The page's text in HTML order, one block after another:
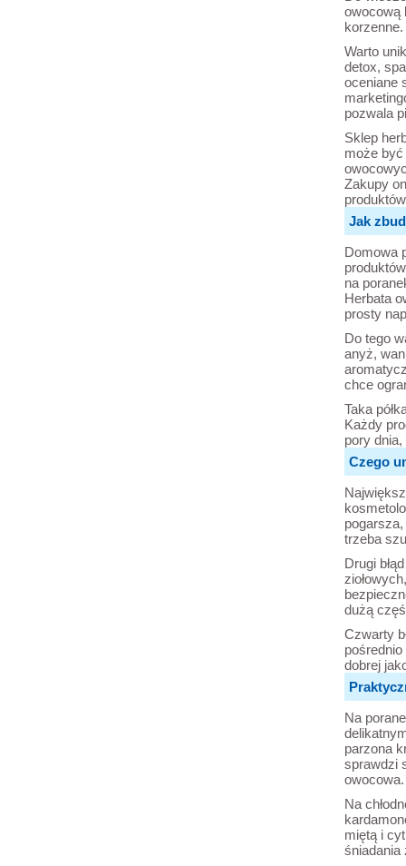
owocową
korzenne.
Warto
detox,
oceniane
pozwala
Sklep
może
Zakupy
Jak
Domowa
na
Herbata
prosty
Do tego
anyż,
chce
Taka
Każdy
pory
Czego
trzeba
Drugi
dużą
Czwarty
dobrej
Na
parzona
sprawdzi
owocowa.
Na
miętą i
śniadania